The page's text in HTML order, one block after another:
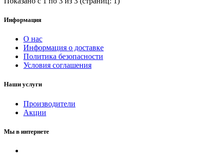
Информация
О нас
Информация о доставке
Политика безопасности
Условия соглашения
Наши услуги
Производители
Акции
Мы в интернете